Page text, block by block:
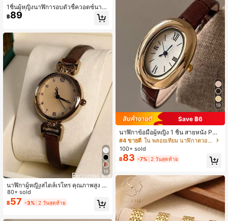
1ชิ้นผู้หญิงนาฬิการอบตัวชี้ควอตซ์นาฬิ
กาแฟชั่นผู้หญิงสแตนเลสนาฬิกาข้อมือ
สาวนาฬิกาข้อมือ
฿89
19
นาฬิกาผู้หญิงสไตล์เรโทร คุณภาพสูง สไ
ตล์นักเรียน น้ำหนักเบา หรูหราแบบบริติ
ช หน้าปัดเล็ก ระบบควอตซ์ สำหรับสุภา
พสตรี ลุควินเทจ
80+ sold
฿57 -3% 2 วันสุดท้าย
19
Save ฿6
นาฬิกาข้อมือผู้หญิง 1 ชิ้น สายหนัง PU
หน้าปัดกลม ระบบควอตซ์ สไตล์วินเทจ
บริติช ดีไซน์เฉพาะตัว
#4 ขายดี
ใน พลอยเทียม นาฬิกาควอทซ์ผู้หญิง
100+ sold
฿83 -7% 2 วันสุดท้าย